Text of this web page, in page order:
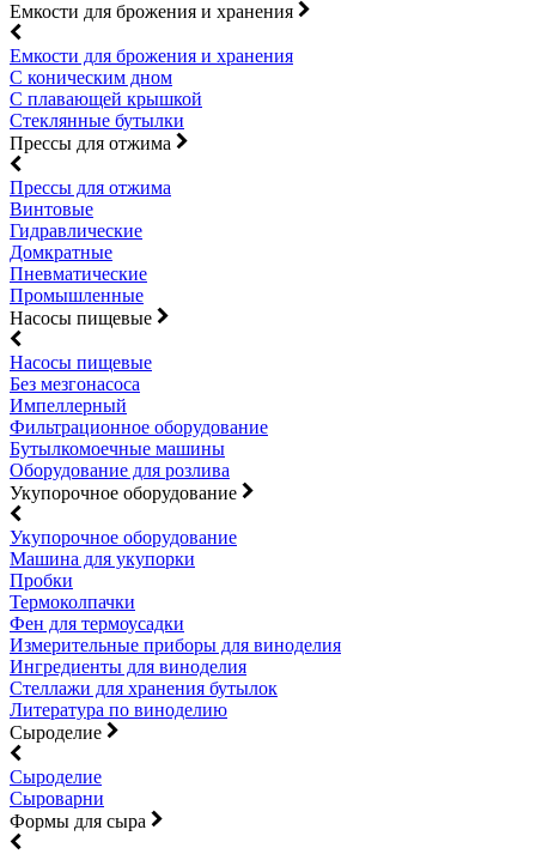
Емкости для брожения и хранения
Емкости для брожения и хранения
С коническим дном
С плавающей крышкой
Стеклянные бутылки
Прессы для отжима
Прессы для отжима
Винтовые
Гидравлические
Домкратные
Пневматические
Промышленные
Насосы пищевые
Насосы пищевые
Без мезгонасоса
Импеллерный
Фильтрационное оборудование
Бутылкомоечные машины
Оборудование для розлива
Укупорочное оборудование
Укупорочное оборудование
Машина для укупорки
Пробки
Термоколпачки
Фен для термоусадки
Измерительные приборы для виноделия
Ингредиенты для виноделия
Стеллажи для хранения бутылок
Литература по виноделию
Сыроделие
Сыроделие
Сыроварни
Формы для сыра